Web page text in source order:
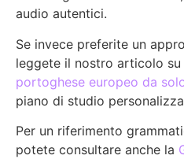
audio autentici.
Se invece preferite un
leggete il nostro articolo su
portoghese europeo da
piano di studio
Per un riferimento
potete consultare anche la